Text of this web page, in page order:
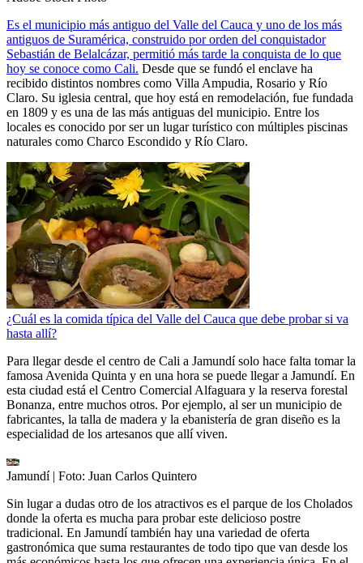
Es el municipio más antiguo del Valle del Cauca y uno de los más
antiguos de Suramérica, construido por orden del conquistador
Sebastián de Belalcázar, permitió más tarde la conquista de lo que
hoy se conoce como Cali. Desde que se fundó el enclave ha
recibido distintos nombres como Villa Ampudia, Rosario y Río
Claro. Su iglesia central, que hoy está en remodelación, fue fundada
en 1809 y es una de las más antiguas del municipio. Entre los
locales es conocido por ser un lugar turístico con múltiples piscinas
naturales como Charco Escondido y Río Claro.
¿Cuál es la comida típica del Valle del Cauca que debe probar si va
hasta allí?
Para llegar desde el centro de Cali a Jamundí solo hace falta tomar la
famosa Avenida Quinta y en una hora se puede llegar a Jamundí. En
esta ciudad está el Centro Comercial Alfaguara y la reserva forestal
Bonanza, entre muchos otros. Por ejemplo, al ser un municipio de
fabricantes, la talla de madera y la ebanistería de gran diseño es la
especialidad de los artesanos que allí viven.
Jamundí | Foto: Juan Carlos Quintero
Sin lugar a dudas otro de los atractivos es el parque de los Cholados
donde la oferta es mucha para probar este delicioso postre
tradicional. En Jamundí también hay una variedad de oferta
gastronómica que suma restaurantes de todo tipo que van desde los